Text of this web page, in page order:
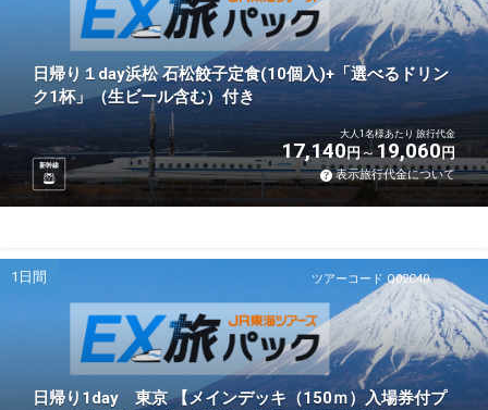
日帰り１day浜松 石松餃子定食(10個入)+「選べるドリン
ク1杯」（生ビール含む）付き
新幹線
大人1名様あたり 旅行代金
17,140円 19,060円
表示旅行代金について
ツアーコード Q02C40
1日間
日帰り1day 東京 【メインデッキ（150ｍ）入場券付プ